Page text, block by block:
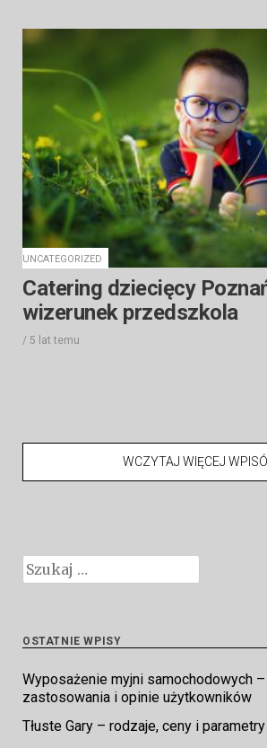
UNCATEGORIZED
Catering dziecięcy
wizerunek przedszkola
/ 5 lat temu
WCZYTAJ WIĘCEJ
Szukaj:
OSTATNIE WPISY
Wyposażenie myjni samochodowych –
zastosowania i opinie użytkowników
Tłuste Gary – rodzaje, ceny i